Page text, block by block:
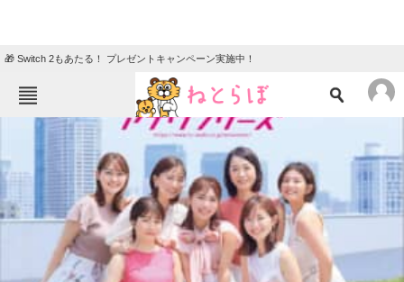
🎁 Switch 2もあたる！ プレゼントキャンペーン実施中！
ねとらぼメニュー
ニュース
クイズ
グルメ 地域
教育・育児